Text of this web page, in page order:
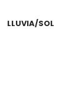
LLUVIA/SOL